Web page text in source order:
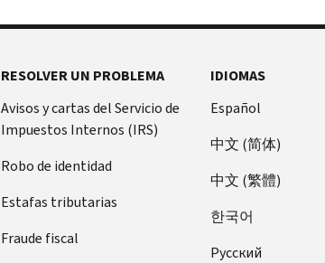
RESOLVER UN PROBLEMA
Avisos y cartas del Servicio de
Impuestos Internos (IRS)
Robo de identidad
Estafas tributarias
Fraude fiscal
IDIOMAS
Español
中文 (简体)
中文 (繁體)
한국어
Pусский